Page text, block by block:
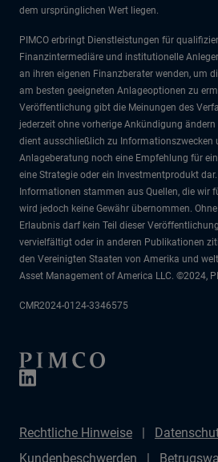
dem ursprünglichen Wert liegen.
PIMCO erbringt Dienstleistungen für
Finanzintermediäre und institutionelle
an ihren eigenen Finanzberater wenden, um
am besten geeigneten Anlageoptionen zu
Veröffentlichung gibt die Meinungen des
jederzeit ohne vorherige Ankündigung
dient ausschließlich zu Informationszwecken
Anlageberatung noch eine Empfehlung für
eine Strategie oder ein Investmentprodukt
Informationen stammen aus Quellen, die wir
wird jedoch keine Gewähr übernommen.
Erlaubnis darf kein Teil dieser
vervielfältigt oder in anderen Publikationen
den Vereinigten Staaten von Amerika und
Asset Management of America LLC. ©2024,
CMR2024-0124-3346575
Rechtliche Hinweise
Kundenbeschwerden